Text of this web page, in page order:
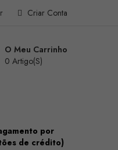
Criar Conta
O Meu Carrinho
0 Artigo(s)
por
de crédito)